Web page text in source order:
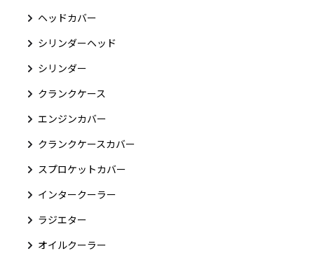
ヘッドカバー
シリンダーヘッド
シリンダー
クランクケース
エンジンカバー
クランクケースカバー
スプロケットカバー
インタークーラー
ラジエター
オイルクーラー